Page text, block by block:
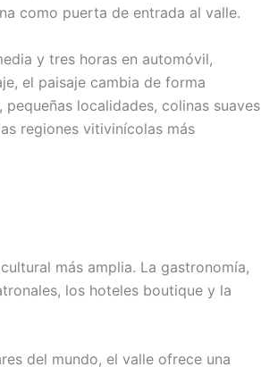
como puerta de entrada al valle.
y tres horas en automóvil,
el paisaje cambia de forma
localidades, colinas suaves
regiones vitivinícolas más
más amplia. La gastronomía,
los hoteles boutique y la
del mundo, el valle ofrece una